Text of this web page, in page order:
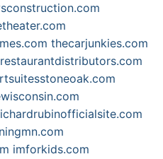
thecarjunkies.com
imforkids.com